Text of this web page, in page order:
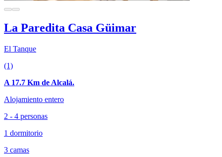
La Paredita Casa Güimar
El Tanque
(1)
A 17.7 Km de Alcalá.
Alojamiento entero
2 - 4 personas
1 dormitorio
3 camas